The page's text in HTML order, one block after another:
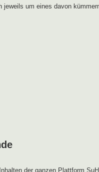
jeweils um eines davon
der ganzen Plattform